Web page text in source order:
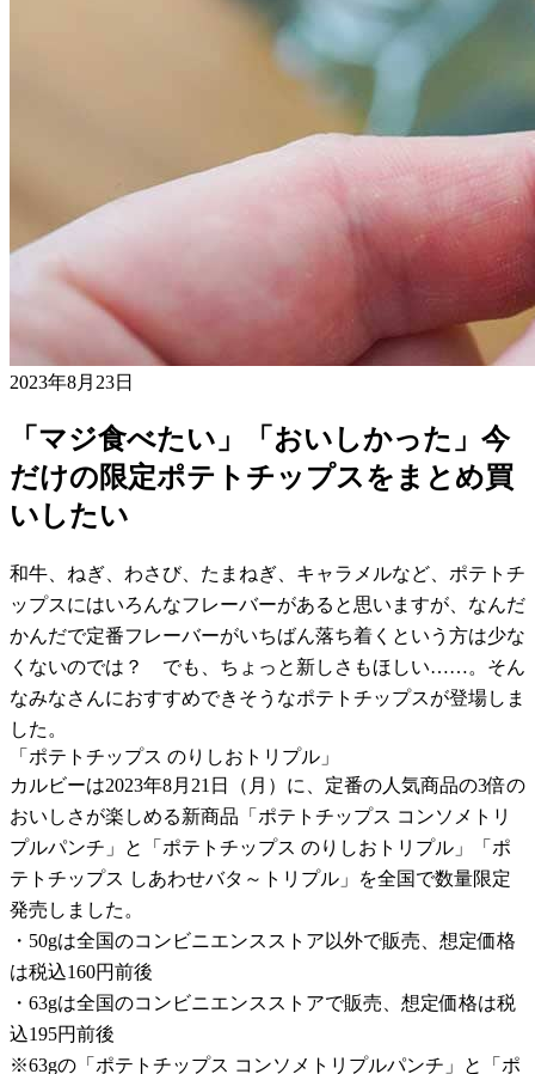
2023年8月23日
「マジ食べたい」「おいしかった」今
だけの限定ポテトチップスをまとめ買
いしたい
和牛、ねぎ、わさび、たまねぎ、キャラメルなど、ポテトチ
ップスにはいろんなフレーバーがあると思いますが、なんだ
かんだで定番フレーバーがいちばん落ち着くという方は少な
くないのでは？ でも、ちょっと新しさもほしい……。そん
なみなさんにおすすめできそうなポテトチップスが登場しま
した。
「ポテトチップス のりしおトリプル」
カルビーは2023年8月21日（月）に、定番の人気商品の3倍の
おいしさが楽しめる新商品「ポテトチップス コンソメトリ
プルパンチ」と「ポテトチップス のりしおトリプル」「ポ
テトチップス しあわせバタ～トリプル」を全国で数量限定
発売しました。
・50gは全国のコンビニエンスストア以外で販売、想定価格
は税込160円前後
・63gは全国のコンビニエンスストアで販売、想定価格は税
込195円前後
※63gの「ポテトチップス コンソメトリプルパンチ」と「ポ